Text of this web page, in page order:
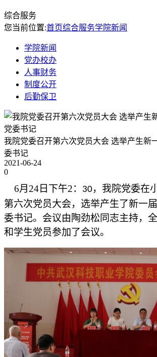
综合服务
您当前位置:首页综合服务学院新闻
学院新闻
党办校办
人事财务
制度公开
后勤保卫
我院党委召开第六次党员大会 选举产生新
委书记
2021-06-24
0
6月 24日 下午2： 30，我院党委在
第六次党员大会， 选举产生了新一
委书记。 会议由陶劲松同志主持，
和学生党员参加了会议。